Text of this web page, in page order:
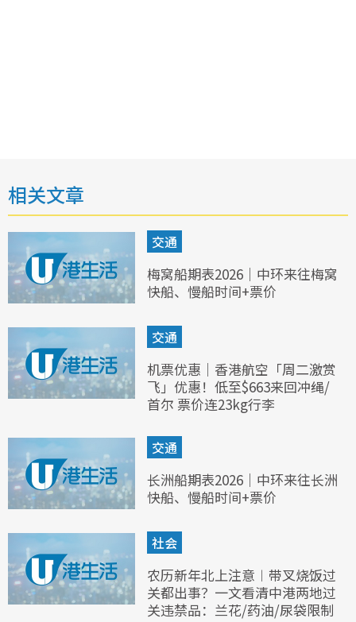
相关文章
交通
梅窝船期表2026｜中环来往梅窝
快船、慢船时间+票价
交通
机票优惠｜香港航空「周二激赏
飞」优惠！低至$663来回冲绳/
首尔 票价连23kg行李
交通
长洲船期表2026｜中环来往长洲
快船、慢船时间+票价
社会
农历新年北上注意︱带叉烧饭过
关都出事？一文看清中港两地过
关违禁品：兰花/药油/尿袋限制